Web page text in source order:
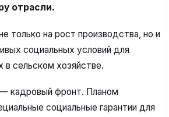
отрасли.
только на рост производства, но и
социальных условий для
сельском хозяйстве.
кадровый фронт. Планом
социальные гарантии для